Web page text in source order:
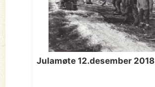
Julamøte 12.desember 2018